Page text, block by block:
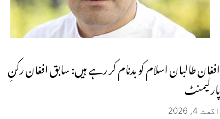
افغان طالبان اسلام کو بدنام کر رہے ہیں: سابق افغان رکنِ
پارلیمنٹ
اگست 4, 2026